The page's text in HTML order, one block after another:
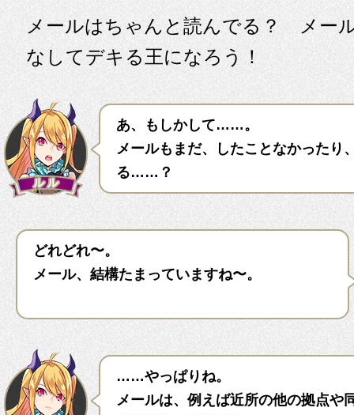
メールはちゃんと読んでる？ メー
なしてデキる王になろう！
あ、もしかして……。
メールもまだ、したことなかったり
る……？
どれどれ〜。
メール、結構たまっていますね〜。
……やっぱりね。
メールは、例えば近所の他の拠点や